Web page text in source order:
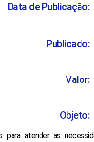
Data de Publicação:
Publicado:
Valor:
Objeto:
para atender as